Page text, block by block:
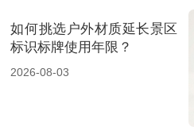
如何挑选户外材质延长景区
标识标牌使用年限？
2026-08-03